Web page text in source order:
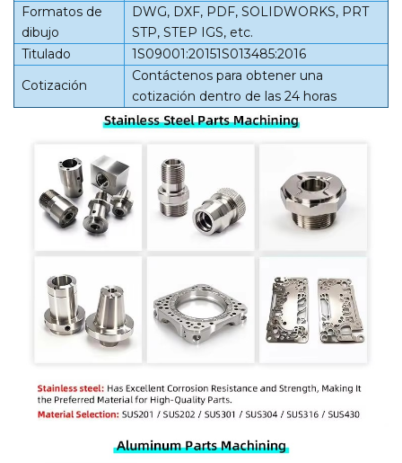
Formatos de
dibujo
DWG, DXF, PDF, SOLIDWORKS, PRT
STP, STEP IGS, etc.
Titulado
1S09001:20151S013485:2016
Cotización
Contáctenos para obtener una
cotización dentro de las 24 horas